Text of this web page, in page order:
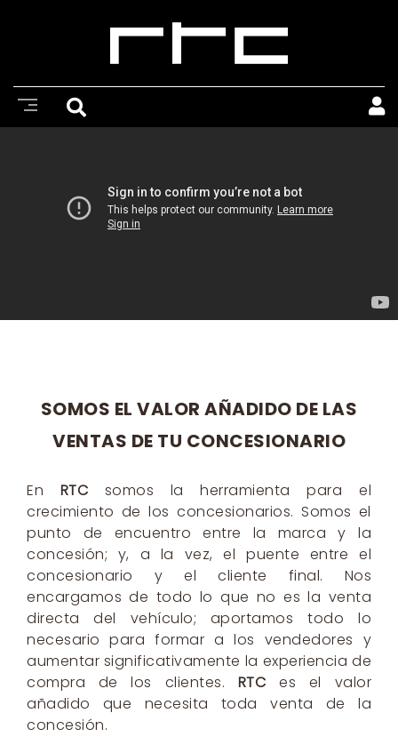
SOMOS EL VALOR AÑADIDO DE LAS
VENTAS DE TU CONCESIONARIO
En RTC somos la herramienta para el
crecimiento de los concesionarios. Somos el
punto de encuentro entre la marca y la
concesión; y, a la vez, el puente entre el
concesionario y el cliente final. Nos
encargamos de todo lo que no es la venta
directa del vehículo; aportamos todo lo
necesario para formar a los vendedores y
aumentar significativamente la experiencia de
compra de los clientes. RTC es el valor
añadido que necesita toda venta de la
concesión.